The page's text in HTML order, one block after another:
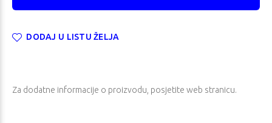
DODAJ U LISTU ŽELJA
Za dodatne informacije o proizvodu, posjetite web stranicu.